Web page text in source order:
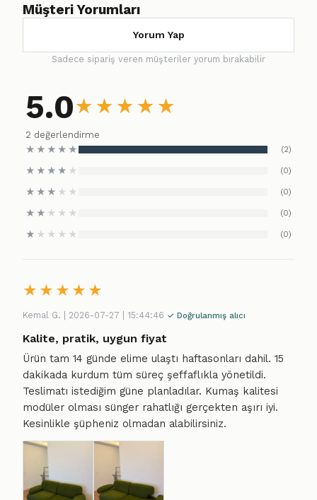
Müşteri Yorumları
Yorum Yap
Sadece sipariş veren müşteriler yorum bırakabilir
5.0★ ★ ★ ★ ★
2 değerlendirme
★ ★ ★ ★ ★ (2)
★ ★ ★ ★ ★ (0)
★ ★ ★ ★ ★ (0)
★ ★ ★ ★ ★ (0)
★ ★ ★ ★ ★ (0)
★ ★ ★ ★ ★
Kemal G. | 2026-07-27 | 15:44:46 ✓ Doğrulanmış alıcı
Kalite, pratik, uygun fiyat
Ürün tam 14 günde elime ulaştı haftasonları dahil. 15
dakikada kurdum tüm süreç şeffaflıkla yönetildi.
Teslimatı istediğim güne planladılar. Kumaş kalitesi
modüler olması sünger rahatlığı gerçekten aşırı iyi.
Kesinlikle şüpheniz olmadan alabilirsiniz.